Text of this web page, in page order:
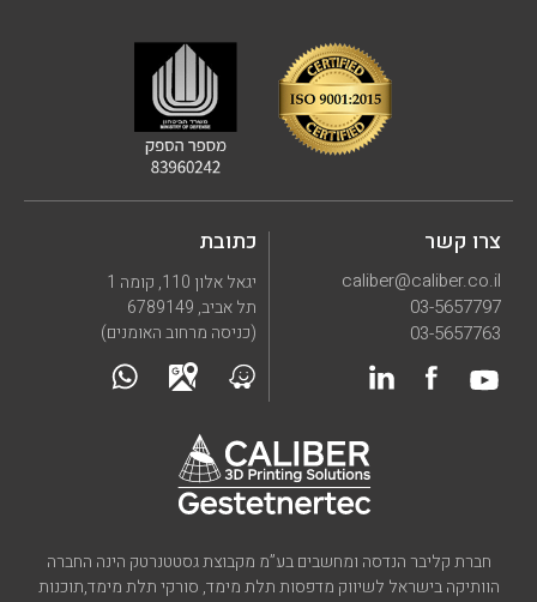
חברת קליבר הנדסה ומחשבים בע”מ מקבוצת גסטטנרטק הינה החברה
הוותיקה בישראל לשיווק מדפסות תלת מימד, סורקי תלת מימד,תוכנות
כתובת
יגאל אלון 110, קומה 1
תל אביב, 6789149
(כניסה מרחוב האומנים)
צרו קשר
caliber@caliber.co.il
03-5657797
03-5657763